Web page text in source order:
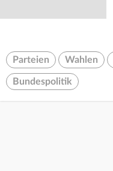
Parteien Wahlen
Bundespolitik